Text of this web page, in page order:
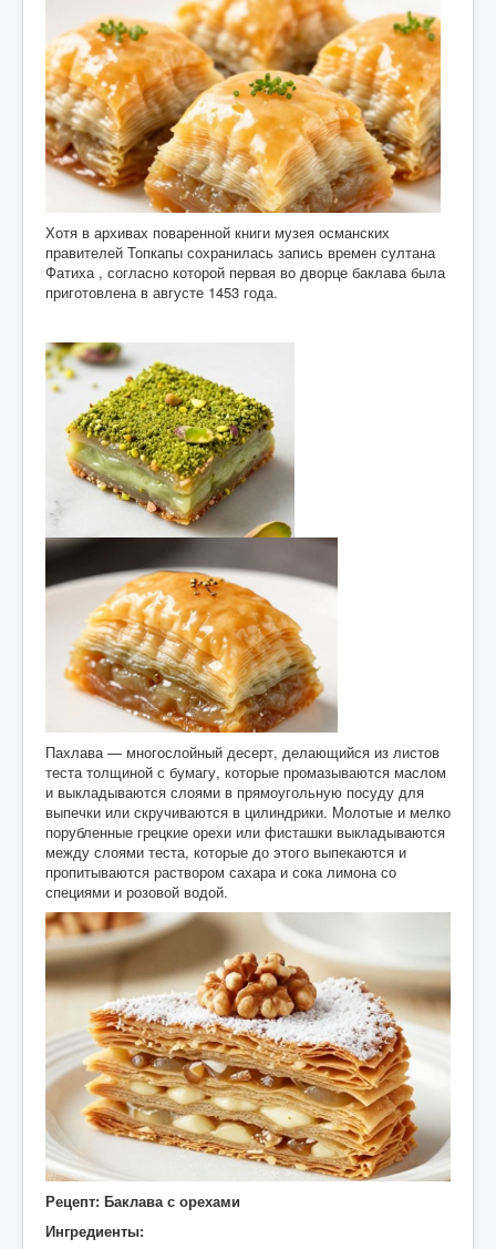
Хотя в архивах поваренной книги музея османских
правителей Топкапы сохранилась запись времен султана
Фатиха , согласно которой первая во дворце баклава была
приготовлена в августе 1453 года.
Пахлава — многослойный десерт, делающийся из листов
теста толщиной с бумагу, которые промазываются маслом
и выкладываются слоями в прямоугольную посуду для
выпечки или скручиваются в цилиндрики. Молотые и мелко
порубленные грецкие орехи или фисташки выкладываются
между слоями теста, которые до этого выпекаются и
пропитываются раствором сахара и сока лимона со
специями и розовой водой.
Рецепт: Баклава с орехами
Ингредиенты: